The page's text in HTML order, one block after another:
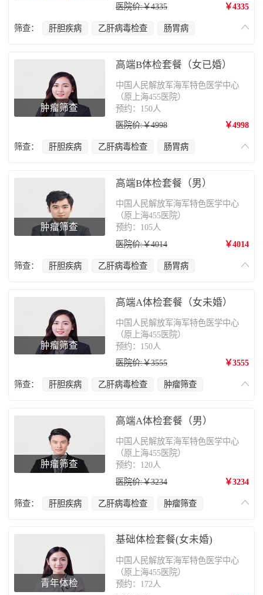
医院价:￥4335
￥4335
筛查： 肝胆疾病 乙肝病毒检查
肠胃病
骨质疏松
肿瘤筛查
高端B体检套餐（女已婚）
中国人民解放军海军特色医学中心
（原上海455医院）
预约：150人
医院价:￥4998
￥4998
筛查： 肝胆疾病 乙肝病毒检查
肠胃病
骨质疏松
肿瘤筛查
高端B体检套餐（男）
中国人民解放军海军特色医学中心
（原上海455医院）
预约：105人
医院价:￥4014
￥4014
筛查： 肝胆疾病 乙肝病毒检查
肠胃病
肿瘤筛查
高端A体检套餐（女未婚）
中国人民解放军海军特色医学中心
（原上海455医院）
预约：150人
医院价:￥3555
￥3555
筛查： 肝胆疾病 乙肝病毒检查
肿瘤筛查
骨质疏松
肿瘤筛查
高端A体检套餐（男）
中国人民解放军海军特色医学中心
（原上海455医院）
预约：120人
医院价:￥3234
￥3234
筛查： 肝胆疾病 乙肝病毒检查
肿瘤筛查
青年体检
基础体检套餐(女未婚)
中国人民解放军海军特色医学中心
（原上海455医院）
预约：172人